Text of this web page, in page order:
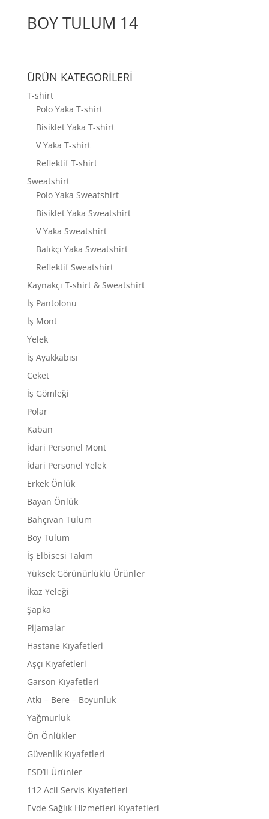
BOY TULUM 14
ÜRÜN KATEGORİLERİ
T-shirt
Polo Yaka T-shirt
Bisiklet Yaka T-shirt
V Yaka T-shirt
Reflektif T-shirt
Sweatshirt
Polo Yaka Sweatshirt
Bisiklet Yaka Sweatshirt
V Yaka Sweatshirt
Balıkçı Yaka Sweatshirt
Reflektif Sweatshirt
Kaynakçı T-shirt & Sweatshirt
İş Pantolonu
İş Mont
Yelek
İş Ayakkabısı
Ceket
İş Gömleği
Polar
Kaban
İdari Personel Mont
İdari Personel Yelek
Erkek Önlük
Bayan Önlük
Bahçıvan Tulum
Boy Tulum
İş Elbisesi Takım
Yüksek Görünürlüklü Ürünler
İkaz Yeleği
Şapka
Pijamalar
Hastane Kıyafetleri
Aşçı Kıyafetleri
Garson Kıyafetleri
Atkı – Bere – Boyunluk
Yağmurluk
Ön Önlükler
Güvenlik Kıyafetleri
ESD’li Ürünler
112 Acil Servis Kıyafetleri
Evde Sağlık Hizmetleri Kıyafetleri